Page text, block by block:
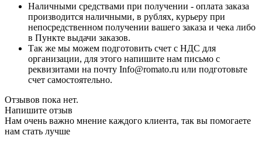
Наличными средствами при получении - оплата заказа
производится наличными, в рублях, курьеру при
непосредственном получении вашего заказа и чека либо
в Пункте выдачи заказов.
Так же мы можем подготовить счет с НДС для
организации, для этого напишите нам письмо с
реквизитами на почту Info@romato.ru или подготовьте
счет самостоятельно.
Отзывов пока нет.
Напишите отзыв
Нам очень важно мнение каждого клиента, так вы помогаете
нам стать лучше